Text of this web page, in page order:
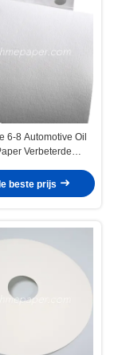
6-8 Automotive Oil
Verbeterde
beste prijs